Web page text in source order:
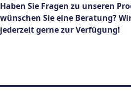
Haben Sie Fragen zu unseren
wünschen Sie eine Beratung?
jederzeit gerne zur Verfügung!